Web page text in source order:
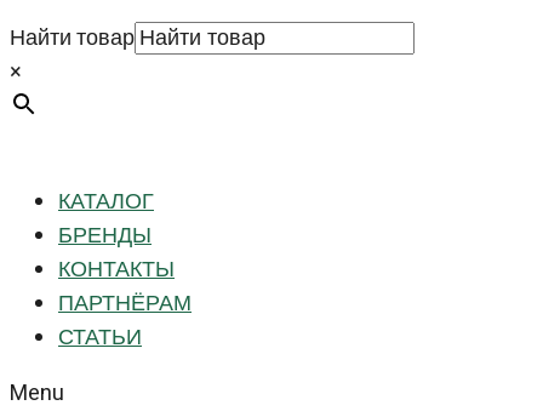
Найти товар
×
КАТАЛОГ
БРЕНДЫ
КОНТАКТЫ
ПАРТНЁРАМ
СТАТЬИ
Menu